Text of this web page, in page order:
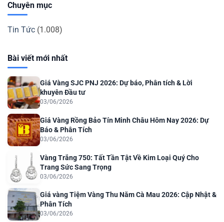
Chuyên mục
Tin Tức (1.008)
Bài viết mới nhất
Giá Vàng SJC PNJ 2026: Dự báo, Phân tích & Lời
khuyên Đầu tư
03/06/2026
Giá Vàng Rồng Bảo Tín Minh Châu Hôm Nay 2026: Dự
Báo & Phân Tích
03/06/2026
Vàng Trắng 750: Tất Tần Tật Về Kim Loại Quý Cho
Trang Sức Sang Trọng
03/06/2026
Giá vàng Tiệm Vàng Thu Năm Cà Mau 2026: Cập Nhật &
Phân Tích
03/06/2026